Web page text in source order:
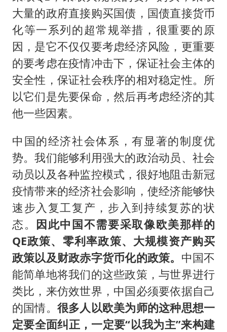
大量的政府直接购买国债，国债直接货币
化等一系列的超常规举措，很重要的原
因，是它不仅仅要考虑经济风险，更重要
的要考虑在疫情冲击下，保证社会主体的
安全性，保证社会秩序的相对稳定性。所
以它们是先要保命，然后再考虑经济的其
他一些因素。
中国的经济社会体系，有显著的制度优
势。我们能够利用强大的政治动员、社会
动员以及各种监控模式，很好地阻击新冠
疫情带来的经济社会影响，使经济能够快
速步入复工复产，步入到持续复苏的状
态。 因此中国不需要采取像欧美那样的
QE政策、零利率政策、大规模资产购买
政策以及财政赤字货币化的政策。 中国不
能简单地将我们的这些政策，与世界进行
类比，来仿效世界，中国必须要依据自己
的国情。 很多人以欧美为师的这种思想一
定要全面纠正，一定要“以我为主”来构建